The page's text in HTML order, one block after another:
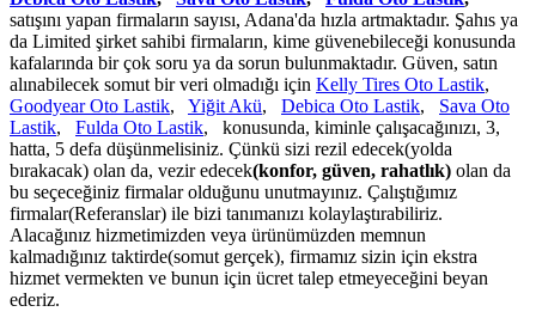
satışını yapan firmaların sayısı, Adana'da hızla artmaktadır. Şahıs ya
da Limited şirket sahibi firmaların, kime güvenebileceği konusunda
kafalarında bir çok soru ya da sorun bulunmaktadır. Güven, satın
alınabilecek somut bir veri olmadığı için Kelly Tires Oto Lastik,
Goodyear Oto Lastik, Yiğit Akü, Debica Oto Lastik, Sava Oto
Lastik, Fulda Oto Lastik, konusunda, kiminle çalışacağınızı, 3,
hatta, 5 defa düşünmelisiniz. Çünkü sizi rezil edecek(yolda
bırakacak) olan da, vezir edecek(konfor, güven, rahatlık) olan da
bu seçeceğiniz firmalar olduğunu unutmayınız. Çalıştığımız
firmalar(Referanslar) ile bizi tanımanızı kolaylaştırabiliriz.
Alacağınız hizmetimizden veya ürünümüzden memnun
kalmadığınız taktirde(somut gerçek), firmamız sizin için ekstra
hizmet vermekten ve bunun için ücret talep etmeyeceğini beyan
ederiz.